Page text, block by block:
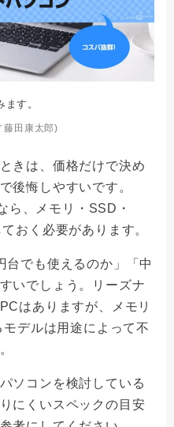
す。
藤田康太郎)
きは、価格だけで決め
後悔しやすいです。
ら、メモリ・SSD・
おく必要があります。
台でも使えるのか」「中
いでしょう。リーズナ
はありますが、メモリ
デルは用途によって不
ソコンを検討している
にくいスペックの目安